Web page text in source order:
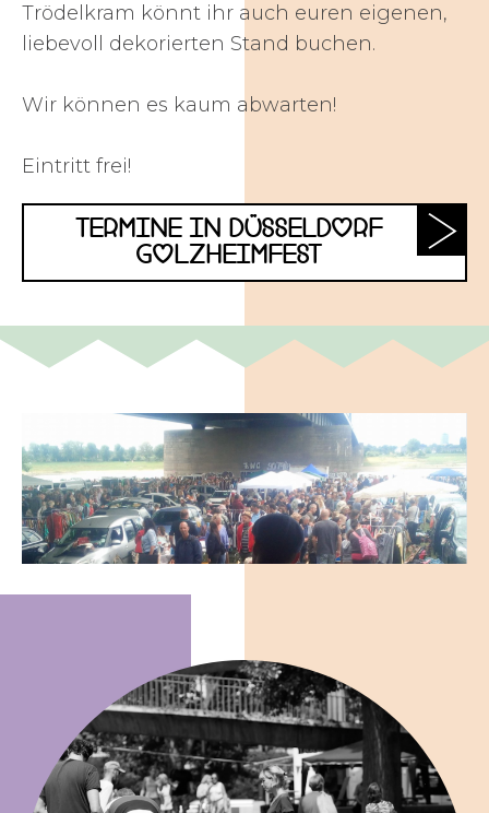
Trödelkram könnt ihr auch euren eigenen,
liebevoll dekorierten Stand buchen.
Wir können es kaum abwarten!
Eintritt frei!
TERMINE IN DÜSSELDORF
GOLZHEIMFEST